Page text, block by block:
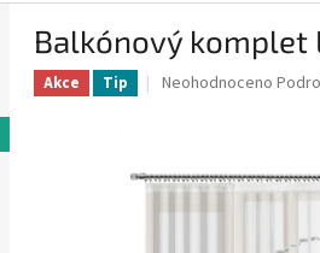
Balkónový
Akce Tip
Průměrné
0,0
Neohodnoceno